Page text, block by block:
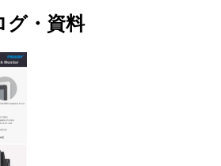
グ・資料